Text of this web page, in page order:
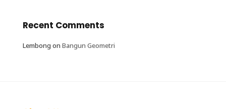
Recent Comments
Lembong on Bangun Geometri